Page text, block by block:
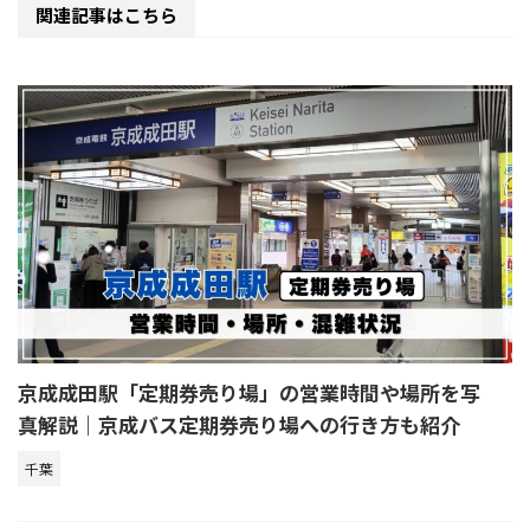
関連記事はこちら
京成成田駅「定期券売り場」の営業時間や場所を写
真解説｜京成バス定期券売り場への行き方も紹介
千葉